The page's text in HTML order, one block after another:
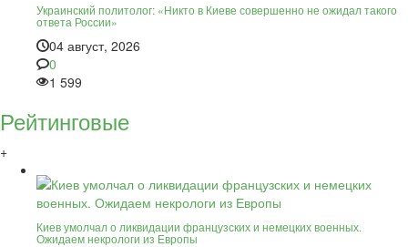
Украинский политолог: «Никто в Киеве совершенно не ожидал такого
ответа России»
04 август, 2026
0
1 599
Рейтинговые
+
Киев умолчал о ликвидации французских и немецких военных.
Ожидаем некрологи из Европы